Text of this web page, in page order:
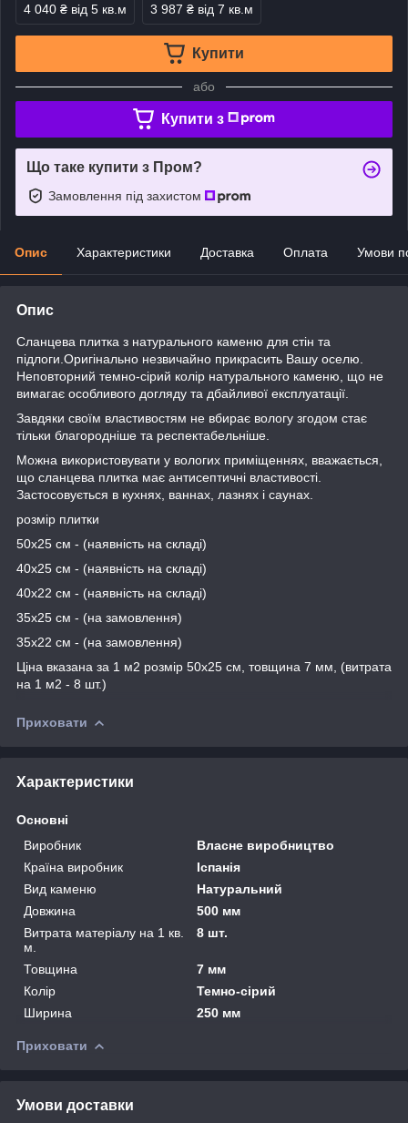
4 040 ₴ від 5 кв.м 3 987 ₴ від 7 кв.м
Купити
або
Купити з
Що таке купити з Пром?
Замовлення під захистом
Опис Характеристики Доставка Оплата Умови
Опис
Сланцева плитка з натурального каменю для стін та
підлоги.Оригінально незвичайно прикрасить Вашу оселю.
Неповторний темно-сірий колір натурального каменю, що не
вимагає особливого догляду та дбайливої експлуатації.
Завдяки своїм властивостям не вбирає вологу згодом стає
тільки благородніше та респектабельніше.
Можна використовувати у вологих приміщеннях, вважається,
що сланцева плитка має антисептичні властивості.
Застосовується в кухнях, ваннах, лазнях і саунах.
розмір плитки
50х25 см - (наявність на складі)
40х25 см - (наявність на складі)
40х22 см - (наявність на складі)
35х25 см - (на замовлення)
35х22 см - (на замовлення)
Ціна вказана за 1 м2 розмір 50х25 см, товщина 7 мм, (витрата
на 1 м2 - 8 шт.)
Приховати
Характеристики
Основні
Виробник
Власне виробництво
Країна виробник
Іспанія
Вид каменю
Натуральний
Довжина
500 мм
Витрата матеріалу на 1 кв.
м.
8 шт.
Товщина
7 мм
Колір
Темно-сірий
Ширина
250 мм
Приховати
Умови доставки